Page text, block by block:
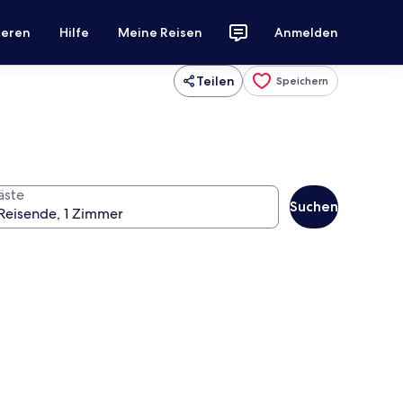
Hilfe Meine Reisen Anmelden
Teilen Speichern
Suchen